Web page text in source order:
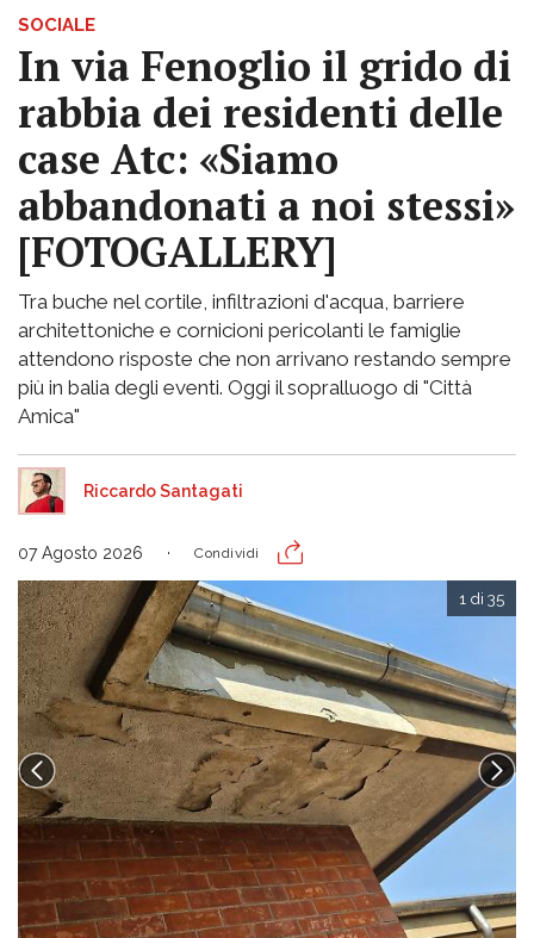
SOCIALE
In via Fenoglio il grido di
rabbia dei residenti delle
case Atc: «Siamo
abbandonati a noi stessi»
[FOTOGALLERY]
Tra buche nel cortile, infiltrazioni d'acqua, barriere
architettoniche e cornicioni pericolanti le famiglie
attendono risposte che non arrivano restando sempre
più in balia degli eventi. Oggi il sopralluogo di "Città
Amica"
Riccardo Santagati
07 Agosto 2026 Condividi
1 di 35